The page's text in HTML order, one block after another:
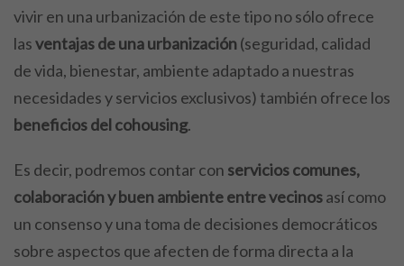
vivir en una urbanización de este tipo no sólo ofrece
lasventajas de una urbanización(seguridad, calidad
de vida, bienestar, ambiente adaptado a nuestras
necesidades y servicios exclusivos) también ofrece los
beneficios del cohousing.
Es decir, podremos contar con servicios comunes,
colaboración y buen ambiente entre vecinosasí como
un consenso y una toma de decisiones democráticos
sobre aspectos que afecten de forma directa a la